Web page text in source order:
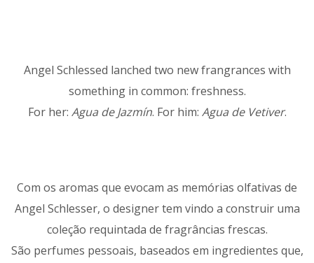
Angel Schlessed lanched two new frangrances with
something in common: freshness.
For her: Agua de Jazmín. For him: Agua de Vetiver.
Com os aromas que evocam as memórias olfativas de
Angel Schlesser, o designer tem vindo a construir uma
coleção requintada de fragrâncias frescas.
São perfumes pessoais, baseados em ingredientes que,